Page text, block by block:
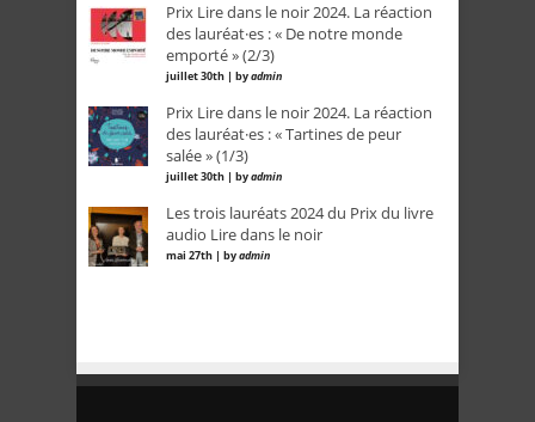
Prix Lire dans le noir 2024. La réaction
des lauréat·es : « De notre monde
emporté » (2/3)
juillet 30th | byadmin
Prix Lire dans le noir 2024. La réaction
des lauréat·es : « Tartines de peur
salée » (1/3)
juillet 30th | byadmin
Les trois lauréats 2024 du Prix du livre
audio Lire dans le noir
mai 27th | byadmin